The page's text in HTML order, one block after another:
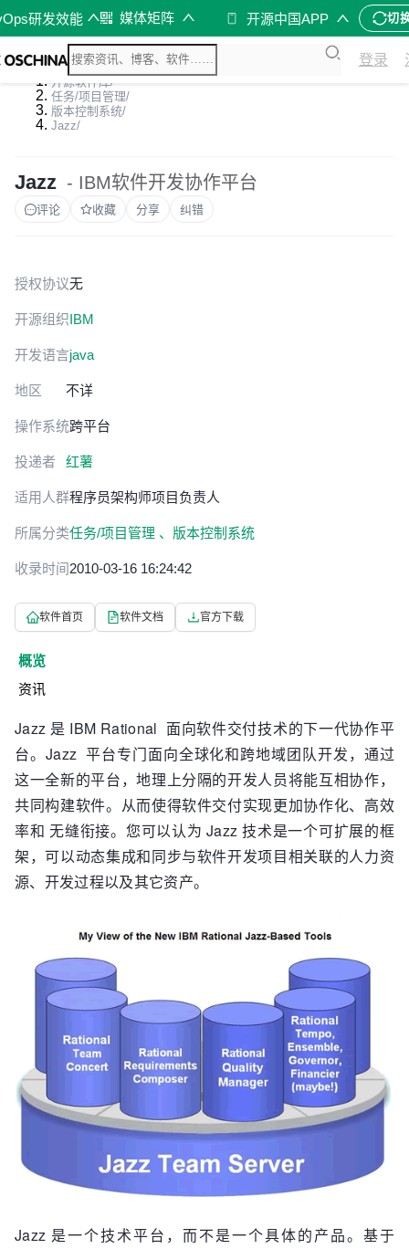
研发效能 媒体矩阵 开源中国APP 切
登录
开源软件库/
任务/项目管理/
版本控制系统/
Jazz/
Jazz - IBM软件开发协作平台
评论 收藏 分享 纠错
授权协议无
开源组织IBM
开发语言java
地区 不详
操作系统跨平台
投递者 红薯
适用人群程序员架构师项目负责人
所属分类任务/项目管理 、 版本控制系统
收录时间2010-03-16 16:24:42
软件首页 软件文档 官方下载
概览
资讯
Jazz 是 IBM Rational 面向软件交付技术的下一代协作平
台。Jazz 平台专门面向全球化和跨地域团队开发，通过
这一全新的平台，地理上分隔的开发人员将能互相协作，
共同构建软件。从而使得软件交付实现更加协作化、高效
率和 无缝衔接。您可以认为 Jazz 技术是一个可扩展的框
架，可以动态集成和同步与软件开发项目相关联的人力资
源、开发过程以及其它资产。
Jazz 是一个技术平台，而不是一个具体的产品。基于